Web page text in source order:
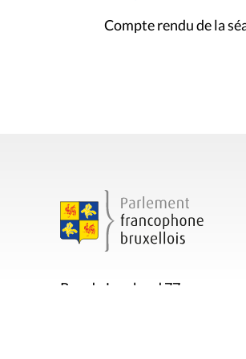
Compte rendu de la
Rue du Lombard 77